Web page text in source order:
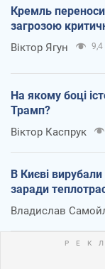
Кремль
загрозою
Віктор Ягун 9,4
На якому боці
Трамп?
Віктор Каспрук
В Києві
заради
Владислав